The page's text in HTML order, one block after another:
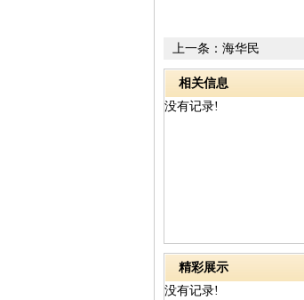
上一条： 海华民
相关信息
没有记录!
精彩展示
没有记录!